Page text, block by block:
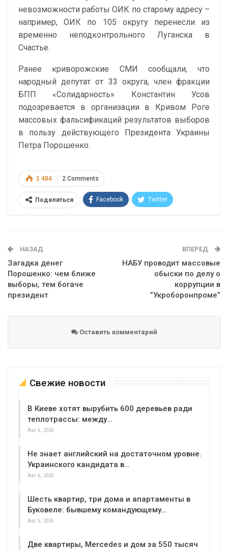
невозможности работы ОИК по старому адресу –
например, ОИК по 105 округу перенесли из
временно неподконтрольного Луганска в
Счастье.
Ранее криворожские СМИ сообщали, что
народный депутат от 33 округа, член фракции
БПП «Солидарность» Константин Усов
подозревается в организации в Кривом Роге
массовых фальсификаций результатов выборов
в пользу действующего Президента Украины
Петра Порошенко.
2 Comments
1 484
Поделиться Facebook Twitter
НАЗАД
Загадка денег
Порошенко: чем ближе
выборы, тем богаче
президент
ВПЕРЕД
НАБУ проводит массовые
обыски по делу о
коррупции в
”Укроборонпроме”
Оставить комментарий
Свежие новости
В Киеве хотят вырубить 600 деревьев ради
теплотрассы: между…
Авг 6, 2026
Не знает английский на достаточном уровне.
Украинского кандидата в…
Авг 6, 2026
Шесть квартир, три дома и апартаменты в
Буковеле: бывшему командующему…
Авг 6, 2026
Две квартиры, Mercedes и дом за 550 тысяч